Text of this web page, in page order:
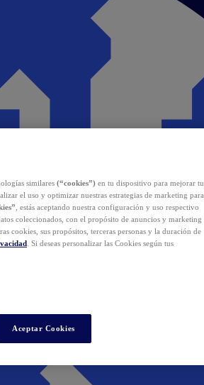
similares (“cookies”) en tu dispositivo para mejorar tu
el uso y optimizar nuestras estrategias de marketing para
, estás aceptando nuestra configuración y uso respectivo
coleccionados, con el propósito de anuncios y marketing
cookies, sus propósitos, terceras personas y la duración de
. Si deseas personalizar las Cookies según tus
Aceptar Cookies